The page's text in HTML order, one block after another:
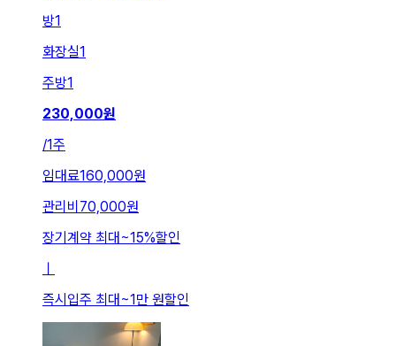
방1
화장실1
주방1
230,000원
/1주
임대료160,000원
관리비 70,000원
장기계약 최대 ~15%할인
즉시입주 최대 ~1만 원할인